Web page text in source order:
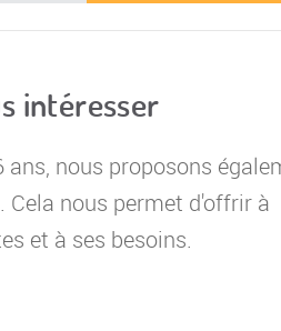
intéresser
nous proposons
. Cela nous permet d'offrir à
et à ses besoins.